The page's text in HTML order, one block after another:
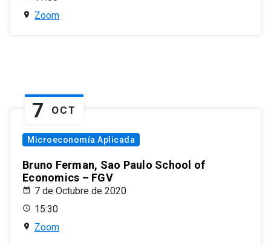
Zoom
7 OCT
Microeconomía Aplicada
Bruno Ferman, Sao Paulo School of
Economics – FGV
7 de Octubre de 2020
15:30
Zoom